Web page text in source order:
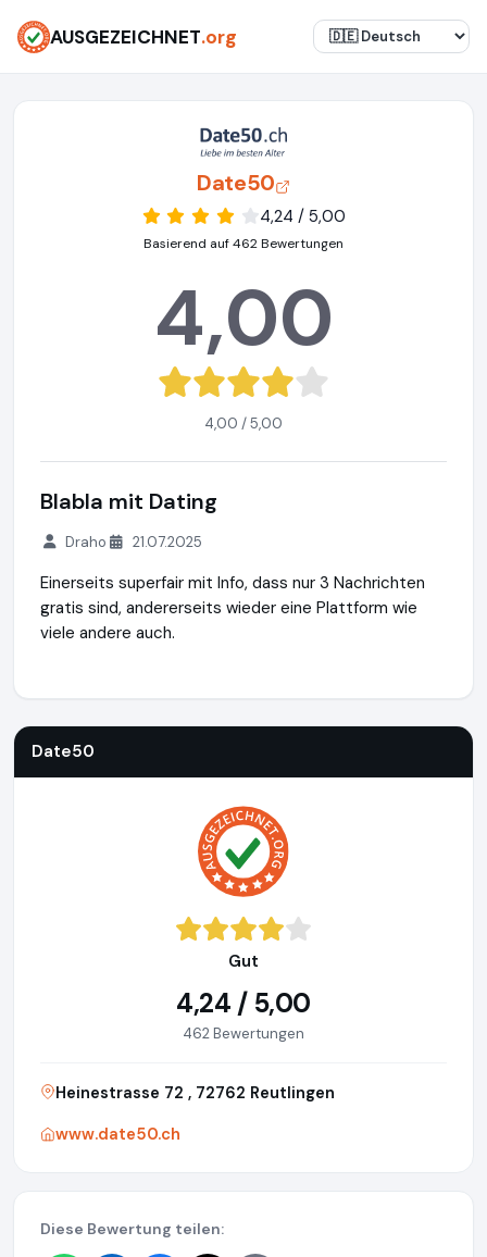
AUSGEZEICHNET.org
Date50
4,24 / 5,00
Basierend auf 462 Bewertungen
4,00
4,00 / 5,00
Blabla mit Dating
Draho 21.07.2025
Einerseits superfair mit Info, dass nur 3 Nachrichten
gratis sind, andererseits wieder eine Plattform wie
viele andere auch.
Date50
Gut
4,24 / 5,00
462 Bewertungen
Heinestrasse 72 , 72762 Reutlingen
www.date50.ch
Diese Bewertung teilen: